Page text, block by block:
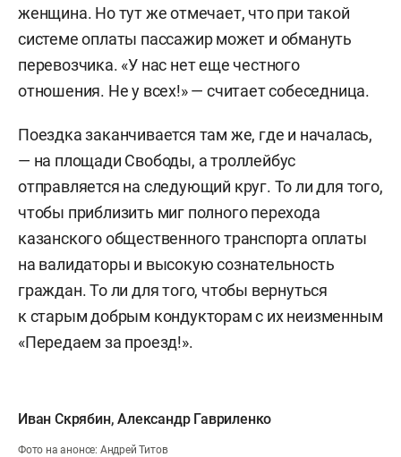
женщина. Но тут же отмечает, что при такой
системе оплаты пассажир может и обмануть
перевозчика. «У нас нет еще честного
отношения. Не у всех!» — считает собеседница.
Поездка заканчивается там же, где и началась,
— на площади Свободы, а троллейбус
отправляется на следующий круг. То ли для того,
чтобы приблизить миг полного перехода
казанского общественного транспорта оплаты
на валидаторы и высокую сознательность
граждан. То ли для того, чтобы вернуться
к старым добрым кондукторам с их неизменным
«Передаем за проезд!».
Иван Скрябин,Александр Гавриленко
Фото на анонсе: Андрей Титов